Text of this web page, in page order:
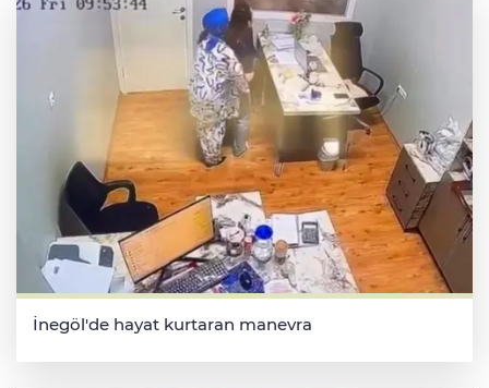
İnegöl'de hayat kurtaran manevra